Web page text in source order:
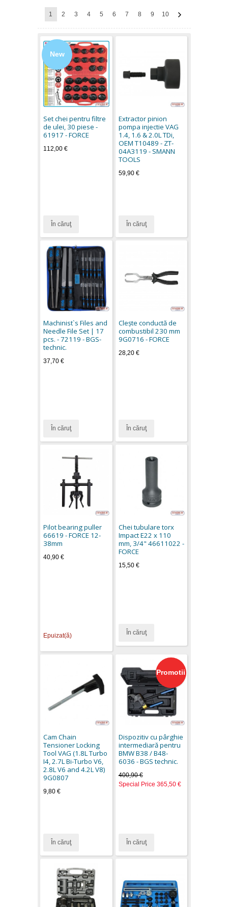
1 2 3 4 5 6 7 8 9 10
New
Set chei pentru filtre
de ulei, 30 piese -
61917 - FORCE
112,00 €
În căruţ
Extractor pinion
pompa injectie VAG
1.4, 1.6 & 2.0L TDi,
OEM T10489 - ZT-
04A3119 - SMANN
TOOLS
59,90 €
În căruţ
Machinist`s Files and
Needle File Set | 17
pcs. - 72119 - BGS-
technic.
37,70 €
În căruţ
Cleşte conductă de
combustibil 230 mm
9G0716 - FORCE
28,20 €
În căruţ
Pilot bearing puller
66619 - FORCE 12-
38mm
40,90 €
Epuizat(ă)
Chei tubulare torx
Impact E22 x 110
mm, 3/4" 46611022 -
FORCE
15,50 €
În căruţ
Cam Chain
Tensioner Locking
Tool VAG (1.8L Turbo
I4, 2.7L Bi-Turbo V6,
2.8L V6 and 4.2L V8)
9G0807
9,80 €
În căruţ
Promotii
Dispozitiv cu pârghie
intermediară pentru
BMW B38 / B48-
6036 - BGS technic.
400,90 €
Special Price 365,50 €
În căruţ